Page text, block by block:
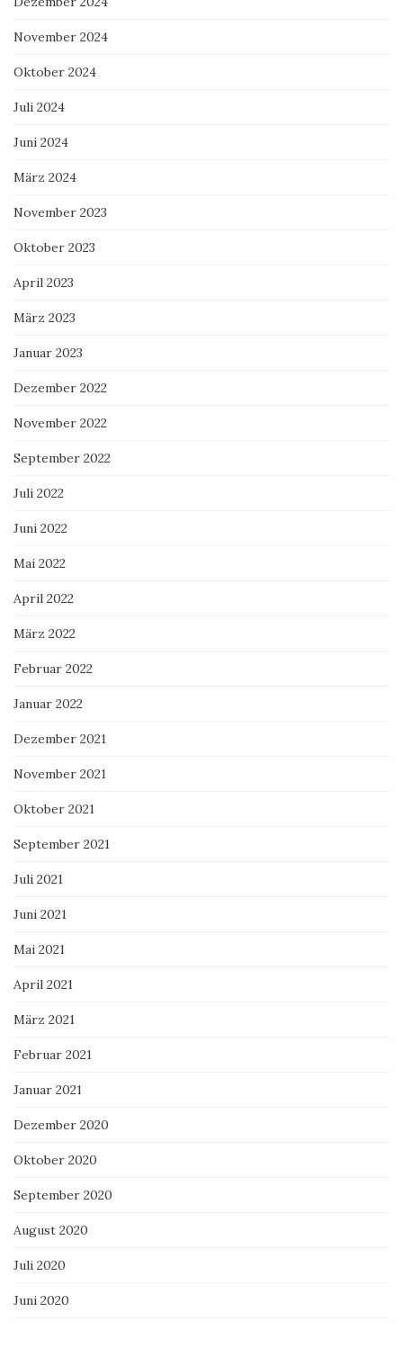
November 2024
Oktober 2024
Juli 2024
Juni 2024
März 2024
November 2023
Oktober 2023
April 2023
März 2023
Januar 2023
Dezember 2022
November 2022
September 2022
Juli 2022
Juni 2022
Mai 2022
April 2022
März 2022
Februar 2022
Januar 2022
Dezember 2021
November 2021
Oktober 2021
September 2021
Juli 2021
Juni 2021
Mai 2021
April 2021
März 2021
Februar 2021
Januar 2021
Dezember 2020
Oktober 2020
September 2020
August 2020
Juli 2020
Juni 2020